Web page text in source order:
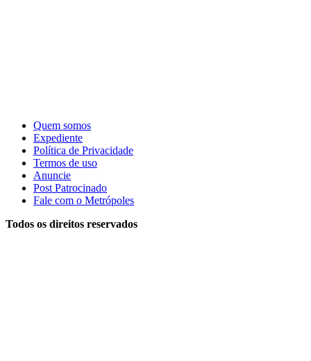
Quem somos
Expediente
Política de Privacidade
Termos de uso
Anuncie
Post Patrocinado
Fale com o Metrópoles
Todos os direitos reservados